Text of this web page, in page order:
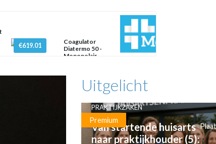
€619.01
Coagulator
Diatermo 50 -
Monopolair
Uitgelicht
Premium
PRAKTIJKZAKEN
Van startende huisarts
naar praktijkhouder (5):